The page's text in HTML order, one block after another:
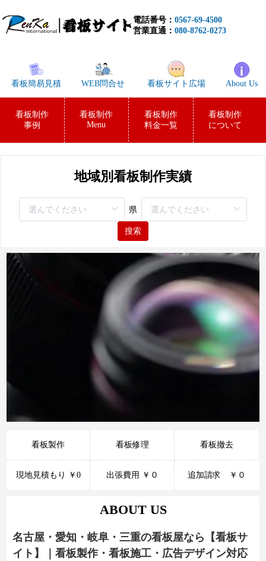
電話番号： 0567-69-4500
営業直通： 080-8762-0273
看板簡易見積 WEB問合せ 看板サイト広場 About Us
看板制作
事例
看板制作
Menu
看板制作
料金一覧
看板制作
について
地域別看板制作実績
県
搜索
看板製作 看板修理 看板撤去
現地見積もり ￥0 出張費用 ￥０ 追加請求 ￥０
ABOUT US
名古屋・愛知・岐阜・三重の看板屋なら【看板サ
イト】｜看板製作・看板施工・広告デザイン対応